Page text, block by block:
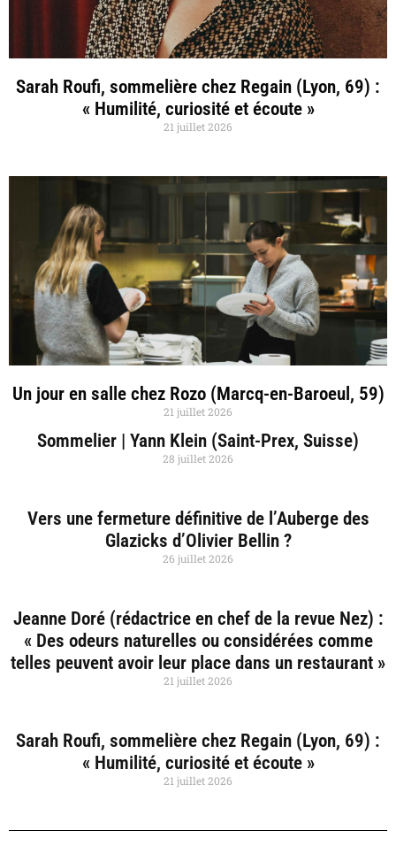
Sarah Roufi, sommelière chez Regain (Lyon, 69) :
« Humilité, curiosité et écoute »
21 juillet 2026
Un jour en salle chez Rozo (Marcq-en-Baroeul, 59)
21 juillet 2026
Sommelier | Yann Klein (Saint-Prex, Suisse)
28 juillet 2026
Vers une fermeture définitive de l’Auberge des
Glazicks d’Olivier Bellin ?
26 juillet 2026
Jeanne Doré (rédactrice en chef de la revue Nez) :
« Des odeurs naturelles ou considérées comme
telles peuvent avoir leur place dans un restaurant »
21 juillet 2026
Sarah Roufi, sommelière chez Regain (Lyon, 69) :
« Humilité, curiosité et écoute »
21 juillet 2026